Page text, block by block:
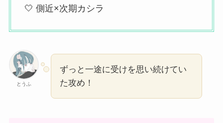
🤍 側近×次期カシラ
とうふ
ずっと一途に受けを思い続けてい
た攻め！